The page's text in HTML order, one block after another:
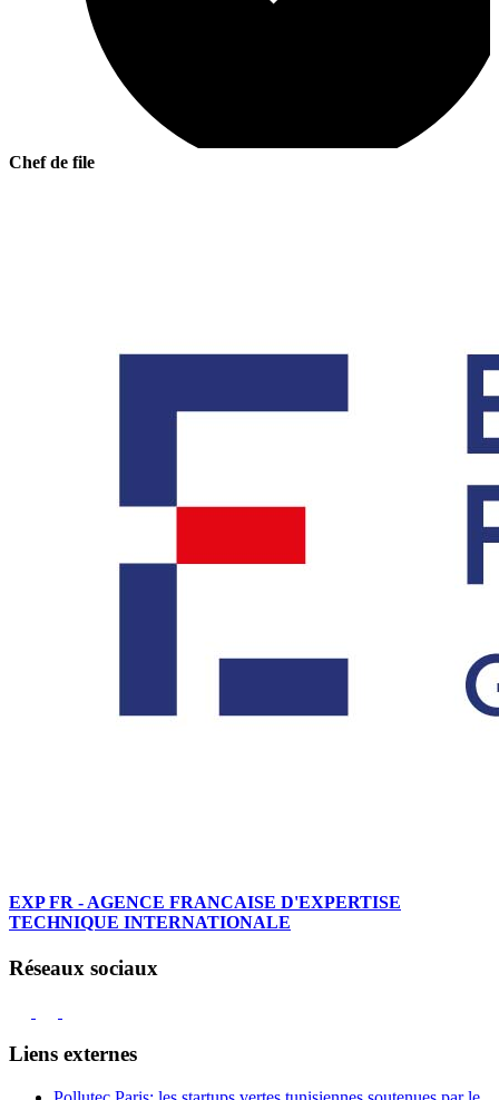
Chef de file
EXP FR - AGENCE FRANCAISE D'EXPERTISE
TECHNIQUE INTERNATIONALE
Réseaux sociaux
Liens externes